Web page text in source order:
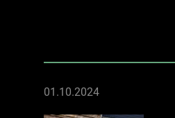
01.10.2024